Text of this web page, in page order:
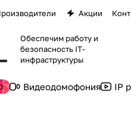
Акции
Обеспечим работу и
безопасность IT-
инфраструктуры
Видеодомофония IP